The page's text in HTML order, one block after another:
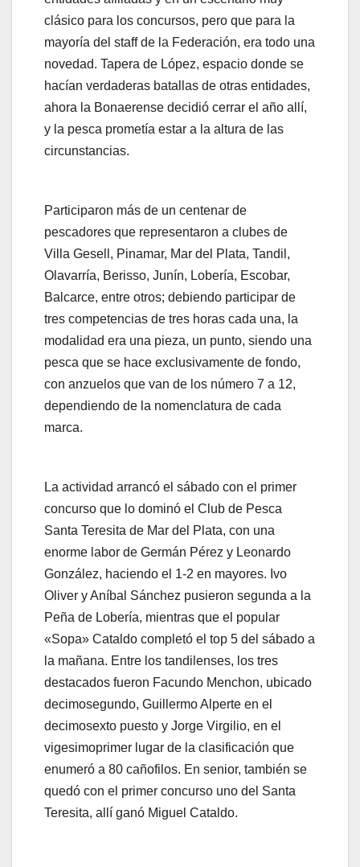
clásico para los concursos, pero que para la
mayoría del staff de la Federación, era todo una
novedad. Tapera de López, espacio donde se
hacían verdaderas batallas de otras entidades,
ahora la Bonaerense decidió cerrar el año allí,
y la pesca prometía estar a la altura de las
circunstancias.
Participaron más de un centenar de
pescadores que representaron a clubes de
Villa Gesell, Pinamar, Mar del Plata, Tandil,
Olavarría, Berisso, Junín, Lobería, Escobar,
Balcarce, entre otros; debiendo participar de
tres competencias de tres horas cada una, la
modalidad era una pieza, un punto, siendo una
pesca que se hace exclusivamente de fondo,
con anzuelos que van de los número 7 a 12,
dependiendo de la nomenclatura de cada
marca.
La actividad arrancó el sábado con el primer
concurso que lo dominó el Club de Pesca
Santa Teresita de Mar del Plata, con una
enorme labor de Germán Pérez y Leonardo
González, haciendo el 1-2 en mayores. Ivo
Oliver y Aníbal Sánchez pusieron segunda a la
Peña de Lobería, mientras que el popular
«Sopa» Cataldo completó el top 5 del sábado a
la mañana. Entre los tandilenses, los tres
destacados fueron Facundo Menchon, ubicado
decimosegundo, Guillermo Alperte en el
decimosexto puesto y Jorge Virgilio, en el
vigesimoprimer lugar de la clasificación que
enumeró a 80 cañofilos. En senior, también se
quedó con el primer concurso uno del Santa
Teresita, allí ganó Miguel Cataldo.